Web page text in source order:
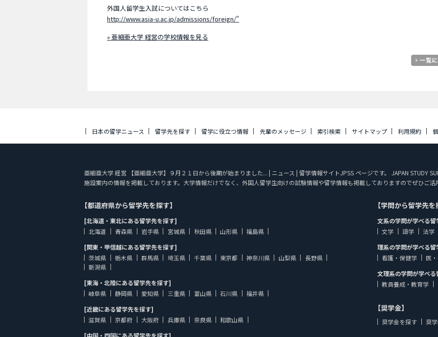
外国人留学生入試についてはこちら
http://www.asia-u.ac.jp/admissions/foreign/"
» 亜細亜大学 経営の学校情報を見る
日本の留学ニュース 留学先を探す 留学に役立つ情報 先輩のメッセージ 索引検索 サイトマップ 利用規約
亜細亜大学 経営 【亜細亜大学】９月２１日から後期が始まりました... | ニュース | 留学情報サイトJPSS ページです。 JAPAN STUDY
施設案内の情報を掲載しております。大学情報だけでなく、外国人留学生向けの試験情報や留学情報も掲載しておりますのでぜひご活
【都道府県から留学先を探す】
[北海道・東北にある留学先を探す]
北海道
青森県 岩手県 宮城県 秋田県 山形県
福島県
[関東・甲信越にある留学先を探す]
茨城県
栃木県 群馬県 埼玉県 千葉県 東京都 神奈川県 山梨県
長野県
新潟県
[東海・北陸にある留学先を探す]
岐阜県
静岡県 愛知県 三重県 富山県 石川県
福井県
[近畿にある留学先を探す]
滋賀県
京都府 大阪府 兵庫県 奈良県
和歌山県
[中国・四国にある留学先を探す]
【学問から留学先
文系の学問が学べる留
文学
語学
法学
理系の学問が学べる留
看護・保健学
医
文理系の学問が学べ
教員養成・教育学
【奨学金】
奨学金を探す 奨